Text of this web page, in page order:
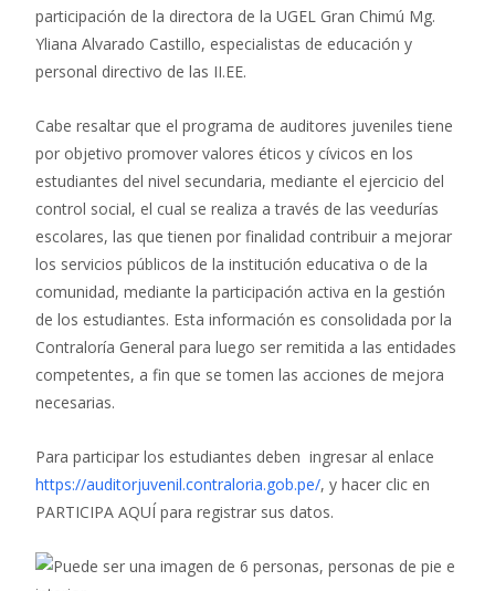
participación de la directora de la UGEL Gran Chimú Mg.
Yliana Alvarado Castillo, especialistas de educación y
personal directivo de las II.EE.
Cabe resaltar que el programa de auditores juveniles tiene
por objetivo promover valores éticos y cívicos en los
estudiantes del nivel secundaria, mediante el ejercicio del
control social, el cual se realiza a través de las veedurías
escolares, las que tienen por finalidad contribuir a mejorar
los servicios públicos de la institución educativa o de la
comunidad, mediante la participación activa en la gestión
de los estudiantes. Esta información es consolidada por la
Contraloría General para luego ser remitida a las entidades
competentes, a fin que se tomen las acciones de mejora
necesarias.
Para participar los estudiantes deben ingresar al enlace
https://auditorjuvenil.contraloria.gob.pe/, y hacer clic en
PARTICIPA AQUÍ para registrar sus datos.